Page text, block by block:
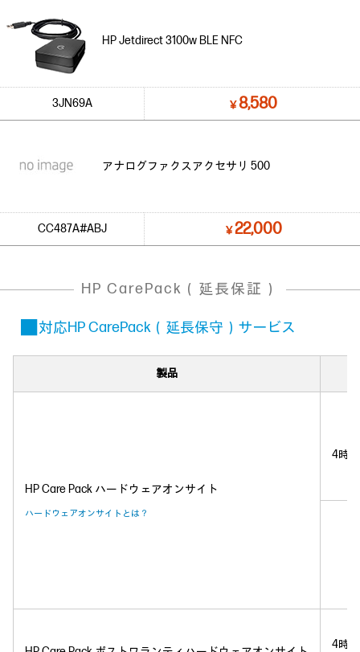
HP Jetdirect 3100w BLE NFC
3JN69A ￥8,580
アナログファクスアクセサリ 500
CC487A#ABJ ￥22,000
HP CarePack（延長保証）
■ 対応HP CarePack（延長保守）サービス
製品
HP Care Pack ハードウェアオンサイト
ハードウェアオンサイトとは？
4時
4時